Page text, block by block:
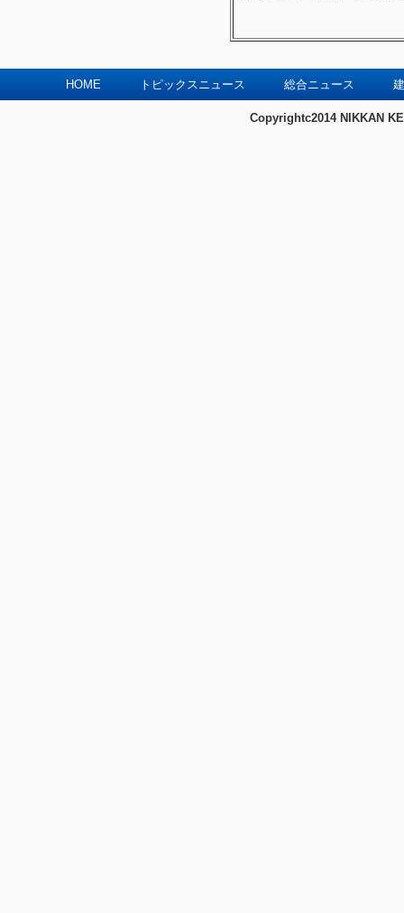
HOME トピックスニュース 総合ニュース
Copyrightc2014 NIKKAN